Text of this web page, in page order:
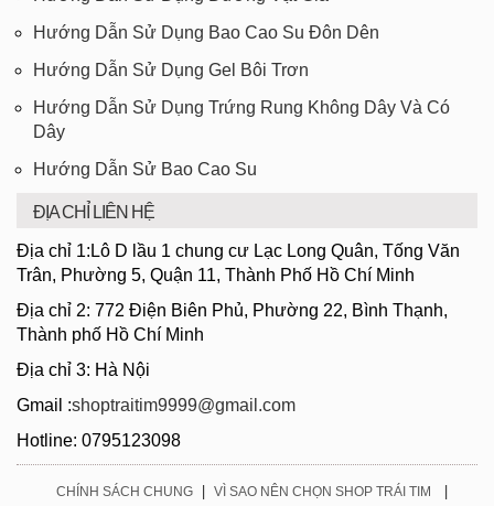
Hướng Dẫn Sử Dụng Bao Cao Su Đôn Dên
Hướng Dẫn Sử Dụng Gel Bôi Trơn
Hướng Dẫn Sử Dụng Trứng Rung Không Dây Và Có
Dây
Hướng Dẫn Sử Bao Cao Su
ĐỊA CHỈ LIÊN HỆ
Địa chỉ 1:Lô D lầu 1 chung cư Lạc Long Quân, Tống Văn
Trân, Phường 5, Quận 11, Thành Phố Hồ Chí Minh
Địa chỉ 2: 772 Điện Biên Phủ, Phường 22, Bình Thạnh,
Thành phố Hồ Chí Minh
Địa chỉ 3: Hà Nội
Gmail :shoptraitim9999@gmail.com
Hotline: 0795123098
CHÍNH SÁCH CHUNG | VÌ SAO NÊN CHỌN SHOP TRÁI TIM |